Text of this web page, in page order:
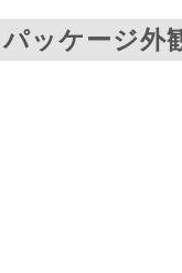
パッケージ外